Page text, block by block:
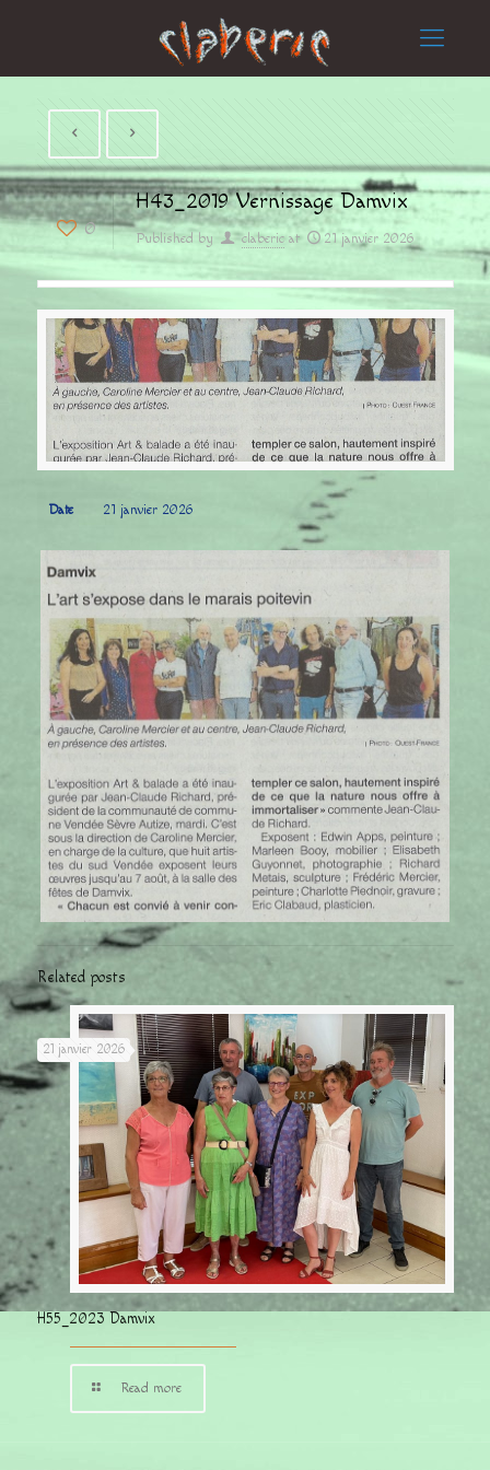
0
H43_2019 Vernissage Damvix
Published by claberic at 21 janvier 2026
Date 21 janvier 2026
Related posts
21 janvier 2026
H55_2023 Damvix
Read more